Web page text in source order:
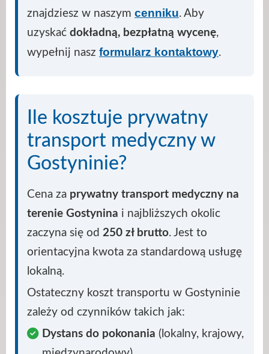
znajdziesz w naszym cenniku. Aby
uzyskać dokładną, bezpłatną wycenę,
wypełnij nasz formularz kontaktowy.
Ile kosztuje prywatny
transport medyczny w
Gostyninie?
Cena za prywatny transport medyczny na
terenie Gostynina i najbliższych okolic
zaczyna się od 250 zł brutto. Jest to
orientacyjna kwota za standardową usługę
lokalną.
Ostateczny koszt transportu w Gostyninie
zależy od czynników takich jak:
Dystans do pokonania (lokalny, krajowy,